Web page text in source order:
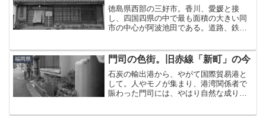
徳島県西部の三好市。香川、愛媛と接
し、四国四県の中で最も面積の大きい同
市の中心が阿波池田である。道路、鉄道
して古くから栄えてきた。特に、幕末か
ら明治にかけて「阿波刻みた...
福岡県 門司の色街。旧赤線「新町」の今
石炭の輸出港から、やがて国際貿易港と
して。人やモノが集まり、港湾関係者で
賑わった門司には、やはり自然な成り行